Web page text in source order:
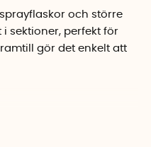
och större
sektioner, perfekt för
gör det enkelt att